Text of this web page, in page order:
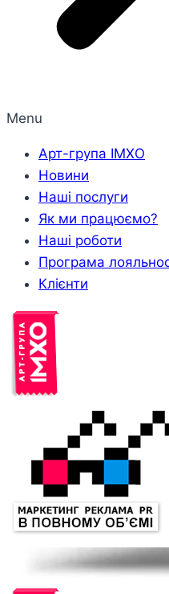
Menu
Арт-група ІМХО
Новини
Наші послуги
Як ми працюємо?
Наші роботи
Програма
Клієнти